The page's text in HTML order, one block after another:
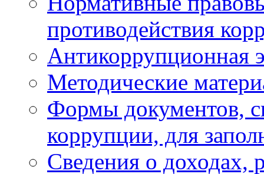
противодействия
Антикоррупционная
Методические
Формы документов,
коррупции, для
Сведения о доходах,